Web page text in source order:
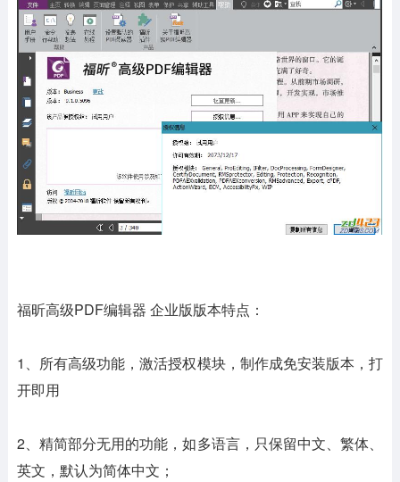
福昕高级PDF编辑器 企业版版本特点：
1、所有高级功能，激活授权模块，制作成免安装版本，打
开即用
2、精简部分无用的功能，如多语言，只保留中文、繁体、
英文，默认为简体中文；